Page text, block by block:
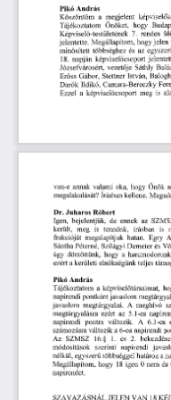
Pikó András
Köszöntöm a megjelent képviselő
Tájékoztatom Önöket, hogy
Képviselő-testületének 7. rendes
jelentette. Megállapítom, hogy jelen
minősített többséghez és az egyszer
18. napján képviselőcsoport
Józsefvárosért, vezetője Sáthly
Erőss Gábor, Stettner István, Balogh
Darók Ildikó, Camara-Bereczky
Ezzel a képviselőcsoport meg is
van-e annak valami oka, hogy Önök
megalakulását? Írásban kellene.
Dr. Juharos Róbert
Igen, bejelentjük, de ennek az
került,
meg is tennénk, írásban is
frakcióját megalapítjuk hatan. Egry
Sántha Pétemé, Szilágyi Demeter és
úgy döntöttünk, hogy a
ezért a kerületi elnökségünk teljes
Pikó Andras
Tájékoztatom a képviselőtársaimat,
napirendi pontként javaslom
javaslom megtárgyalni. A meghívó
megtárgyalásra ezért az 5.1-es
napirendi pontra változik. A 6.1-es
számozásra változik a 6-os napirendi
Az SZMSZ 16.§ 1. és 2. bekezdése
módosítások szerinti napirendi
nélkül, egyszerű többséggel határoz a
Megállapítom, hogy 18 igen 0 nem és
napirendet.
SZAVAZÁSNÁL JELEN VAN 18